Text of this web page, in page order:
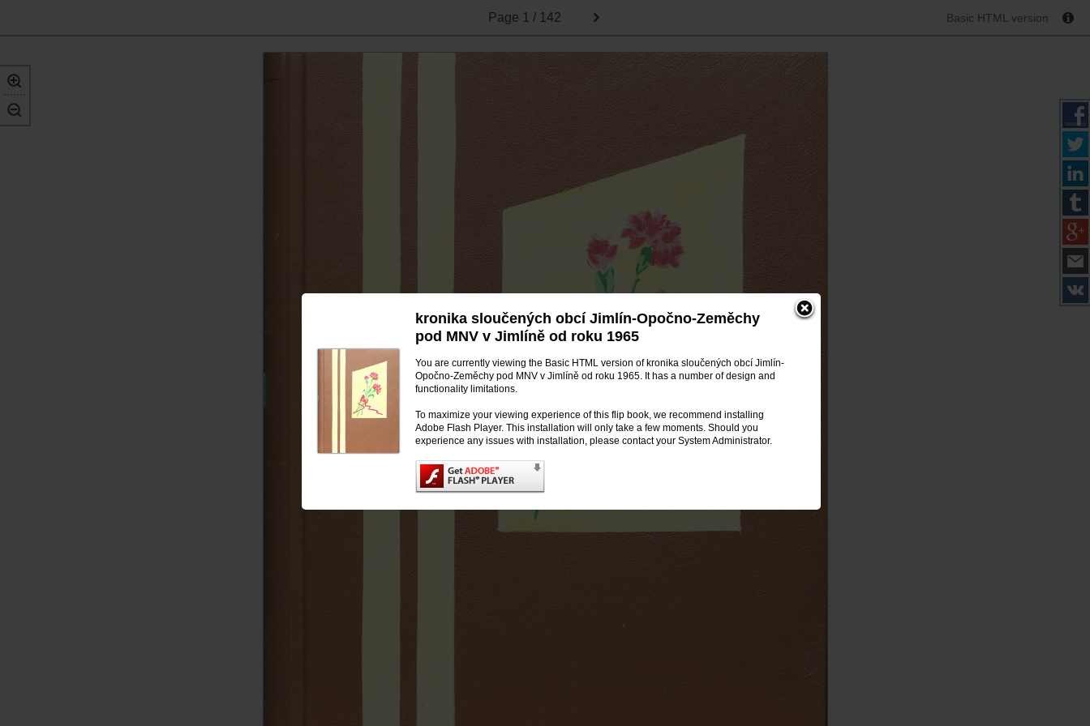
kronika sloučených obcí Jimlín-Opočno-Zeměchy
pod MNV v Jimlíně od roku 1965
You are currently viewing the Basic HTML version of kronika sloučených obcí Jimlín-
Opočno-Zeměchy pod MNV v Jimlíně od roku 1965. It has a number of design and
functionality limitations.
To maximize your viewing experience of this flip book, we recommend installing
Adobe Flash Player. This installation will only take a few moments. Should you
experience any issues with installation, please contact your System Administrator.
Page 1 / 142 Basic HTML version